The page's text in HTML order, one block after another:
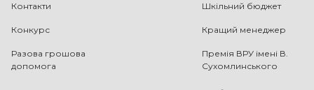
Контакти Шкільний бюджет
Конкурс Кращий менеджер
Разова грошова
допомога
Премія ВРУ імені В.
Сухомлинського